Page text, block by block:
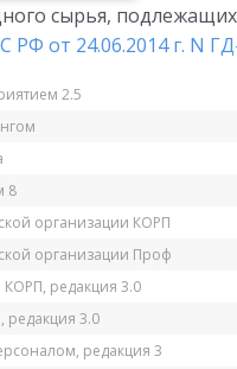
сырья,
от 24.06.2014 г. N
2.5
8
организации КОРП
организации Проф
КОРП, редакция 3.0
редакция 3.0
редакция 3